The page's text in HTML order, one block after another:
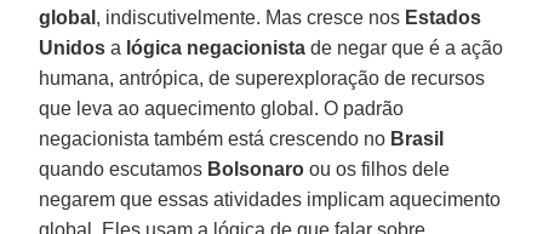
global , indiscutivelmente. Mas cresce nos Estados
Unidos a lógica negacionista de negar que é a ação
humana, antrópica, de superexploração de recursos
que leva ao aquecimento global. O padrão
negacionista também está crescendo no Brasil
quando escutamos Bolsonaro ou os filhos dele
negarem que essas atividades implicam aquecimento
global. Eles usam a lógica de que falar sobre